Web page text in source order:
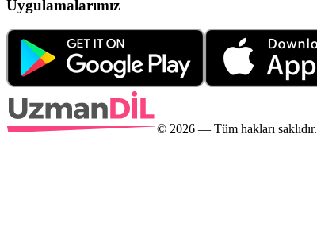
Uygulamalarımız
© 2026 — Tüm hakları saklıdır.